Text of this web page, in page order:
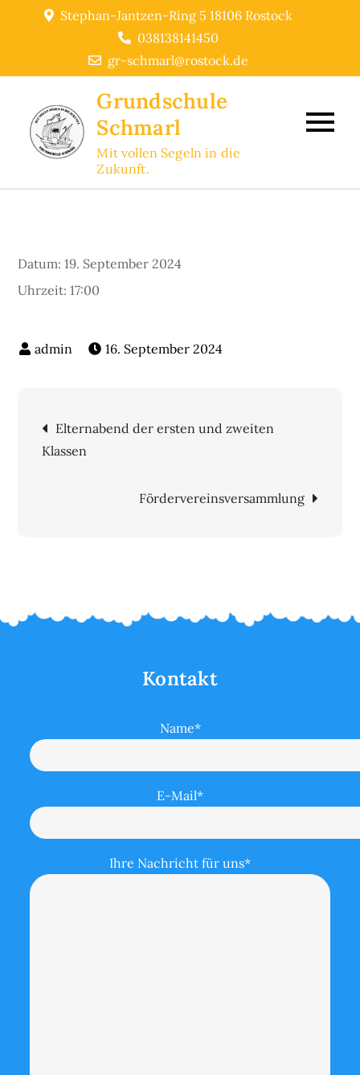
Stephan-Jantzen-Ring 5 18106 Rostock
038138141450
gr-schmarl@rostock.de
Grundschule
Schmarl
Mit vollen Segeln in die
Zukunft.
Datum:19. September 2024
Uhrzeit:17:00
16. September 2024
Beitragsnavigation
Elternabend der ersten und zweiten
Klassen
Fördervereinsversammlung
Kontakt
Name*
E-Mail*
Ihre Nachricht für uns*